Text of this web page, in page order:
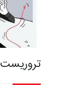
تروریست